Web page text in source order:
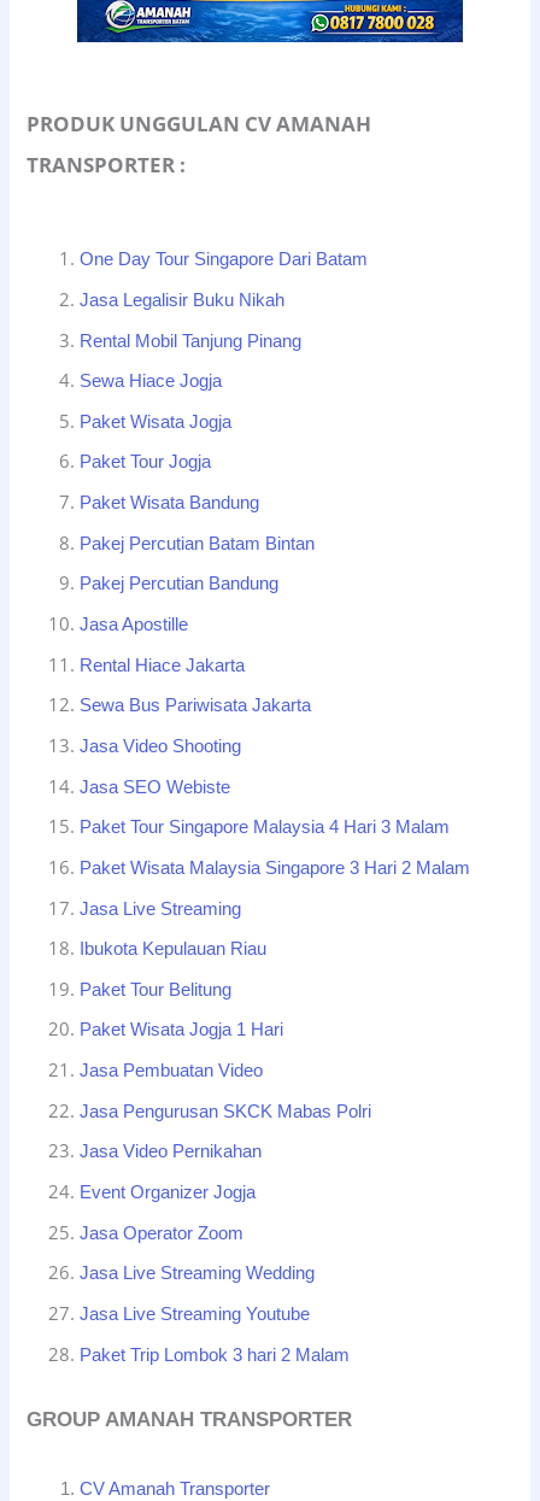
PRODUK UNGGULAN CV AMANAH
TRANSPORTER :
One Day Tour Singapore Dari Batam
Jasa Legalisir Buku Nikah
Rental Mobil Tanjung Pinang
Sewa Hiace Jogja
Paket Wisata Jogja
Paket Tour Jogja
Paket Wisata Bandung
Pakej Percutian Batam Bintan
Pakej Percutian Bandung
Jasa Apostille
Rental Hiace Jakarta
Sewa Bus Pariwisata Jakarta
Jasa Video Shooting
Jasa SEO Webiste
Paket Tour Singapore Malaysia 4 Hari 3 Malam
Paket Wisata Malaysia Singapore 3 Hari 2 Malam
Jasa Live Streaming
Ibukota Kepulauan Riau
Paket Tour Belitung
Paket Wisata Jogja 1 Hari
Jasa Pembuatan Video
Jasa Pengurusan SKCK Mabas Polri
Jasa Video Pernikahan
Event Organizer Jogja
Jasa Operator Zoom
Jasa Live Streaming Wedding
Jasa Live Streaming Youtube
Paket Trip Lombok 3 hari 2 Malam
GROUP AMANAH TRANSPORTER
CV Amanah Transporter